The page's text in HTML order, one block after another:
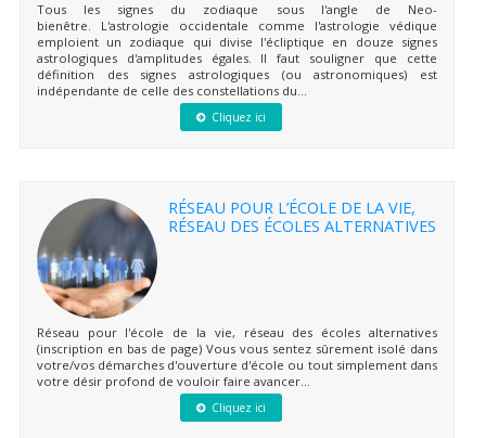
Tous les signes du zodiaque sous l'angle de Neo-
bienêtre. L'astrologie occidentale comme l'astrologie védique
emploient un zodiaque qui divise l'écliptique en douze signes
astrologiques d'amplitudes égales. Il faut souligner que cette
définition des signes astrologiques (ou astronomiques) est
indépendante de celle des constellations du...
Cliquez ici
RÉSEAU POUR L’ÉCOLE DE LA VIE,
RÉSEAU DES ÉCOLES ALTERNATIVES
Réseau pour l'école de la vie, réseau des écoles alternatives
(inscription en bas de page) Vous vous sentez sûrement isolé dans
votre/vos démarches d'ouverture d'école ou tout simplement dans
votre désir profond de vouloir faire avancer...
Cliquez ici